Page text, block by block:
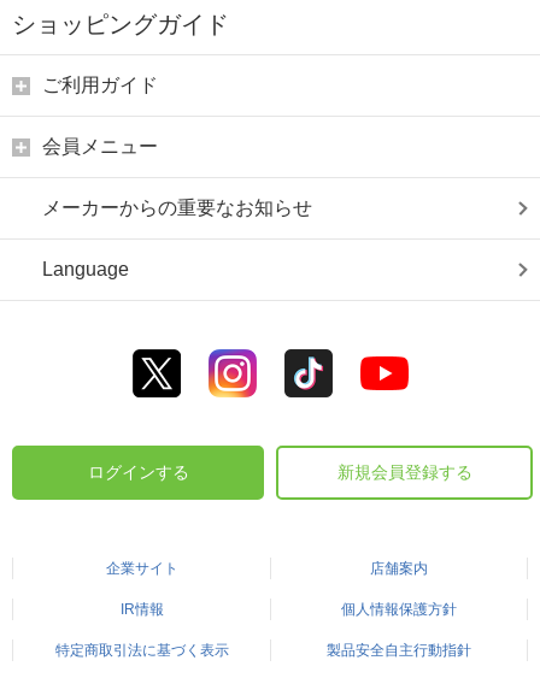
ショッピングガイド
ご利用ガイド
会員メニュー
メーカーからの重要なお知らせ
Language
ログインする 新規会員登録する
企業サイト 店舗案内
IR情報 個人情報保護方針
特定商取引法に基づく表示 製品安全自主行動指針